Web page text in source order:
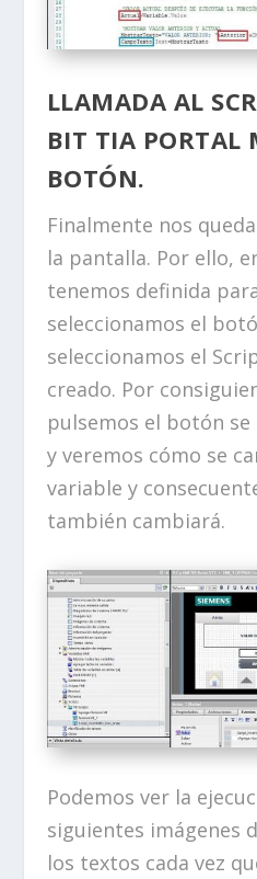
LLAMADA AL
BIT TIA PORTAL
BOTÓN.
Finalmente nos
la pantalla. Por ello,
tenemos definida
seleccionamos el
seleccionamos el
creado. Por
pulsemos el botón
y veremos cómo se
variable y
también cambiará.
Podemos ver la
siguientes imágenes
los textos cada vez